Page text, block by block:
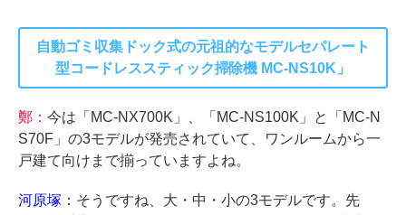
自動ゴミ収集ドック式の元祖的なモデルセパレート
型コードレススティック掃除機 MC-NS10K」
鄭： 今は「MC-NX700K」、「MC-NS100K」と「MC-N
S70F」の3モデルが発売されていて、ワンルームから一
戸建て向けまで揃っていますよね。
河原塚： そうですね、大・中・小の3モデルです。先